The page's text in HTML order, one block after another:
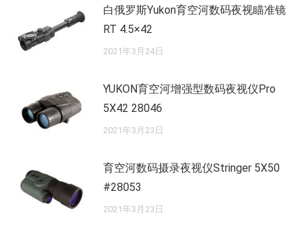
白俄罗斯Yukon育空河数码夜视瞄准镜
RT 4.5×42
2021年3月24日
YUKON育空河增强型数码夜视仪Pro
5X42 28046
2021年3月23日
育空河数码摄录夜视仪Stringer 5X50
#28053
2021年3月23日